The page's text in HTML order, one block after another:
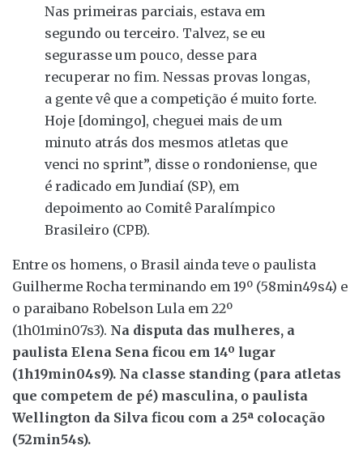
Nas primeiras parciais, estava em
segundo ou terceiro. Talvez, se eu
segurasse um pouco, desse para
recuperar no fim. Nessas provas longas,
a gente vê que a competição é muito forte.
Hoje [domingo], cheguei mais de um
minuto atrás dos mesmos atletas que
venci no sprint”, disse o rondoniense, que
é radicado em Jundiaí (SP), em
depoimento ao Comitê Paralímpico
Brasileiro (CPB).
Entre os homens, o Brasil ainda teve o paulista
Guilherme Rocha terminando em 19º (58min49s4) e
o paraibano Robelson Lula em 22º
(1h01min07s3). Na disputa das mulheres, a
paulista Elena Sena ficou em 14º lugar
(1h19min04s9). Na classe standing (para atletas
que competem de pé) masculina, o paulista
Wellington da Silva ficou com a 25ª colocação
(52min54s).